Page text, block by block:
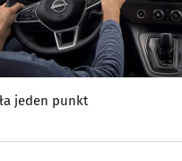
jeden punkt